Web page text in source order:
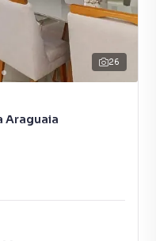
26
Araguaia